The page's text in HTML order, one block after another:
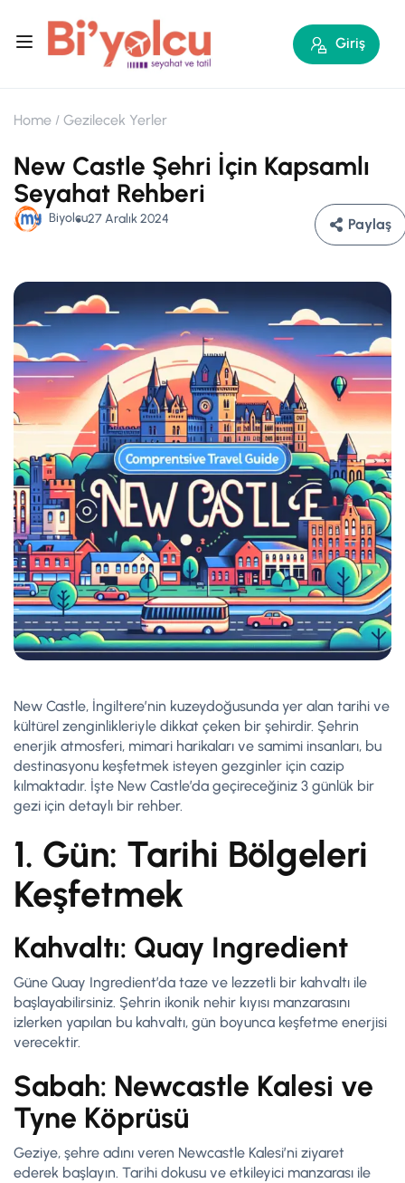
Giriş
Home Gezilecek Yerler
New Castle Şehri İçin Kapsamlı
Seyahat Rehberi
Biyolcu27 Aralık 2024 Paylaş
New Castle, İngiltere’nin kuzeydoğusunda yer alan tarihi ve
kültürel zenginlikleriyle dikkat çeken bir şehirdir. Şehrin
enerjik atmosferi, mimari harikaları ve samimi insanları, bu
destinasyonu keşfetmek isteyen gezginler için cazip
kılmaktadır. İşte New Castle’da geçireceğiniz 3 günlük bir
gezi için detaylı bir rehber.
1. Gün: Tarihi Bölgeleri
Keşfetmek
Kahvaltı: Quay Ingredient
Güne Quay Ingredient’da taze ve lezzetli bir kahvaltı ile
başlayabilirsiniz. Şehrin ikonik nehir kıyısı manzarasını
izlerken yapılan bu kahvaltı, gün boyunca keşfetme enerjisi
verecektir.
Sabah: Newcastle Kalesi ve
Tyne Köprüsü
Geziye, şehre adını veren Newcastle Kalesi’ni ziyaret
ederek başlayın. Tarihi dokusu ve etkileyici manzarası ile